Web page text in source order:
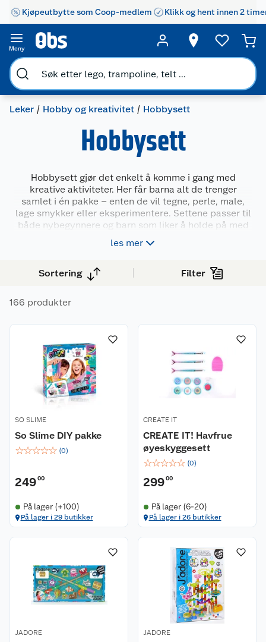
Kjøpeutbytte som Coop-medlem Klikk og hent innen 2
Meny
Leker Hobby og kreativitet Hobbysett
Hobbysett
Hobbysett gjør det enkelt å komme i gang med
kreative aktiviteter. Her får barna alt de trenger
samlet i én pakke – enten de vil tegne, perle, male,
lage smykker eller eksperimentere. Settene passer til
både nybegynnere og barn som liker å holde på med
små prosjekter. De gir inspirasjon, tydelige oppgaver
og rom for egen utforskning. Perfekt for rolige stunder
les mer
Sortering Filter
166 produkter
SO SLIME
So Slime DIY pakke
☆☆☆☆☆ (0)
24900
På lager (+100)
På lager i 29 butikker
CREATE IT
CREATE IT! Havfrue
øyeskyggesett
☆☆☆☆☆ (0)
29900
På lager (6-20)
På lager i 26 butikker
JADORE JADORE